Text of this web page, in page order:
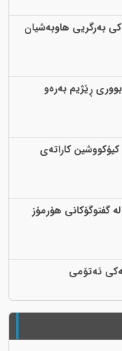
بەرگریی هاوبەشیان
ڕێژیم بەرەو
کاراتەی
گفتوگۆکانی هۆرمۆز
ئەتۆمی